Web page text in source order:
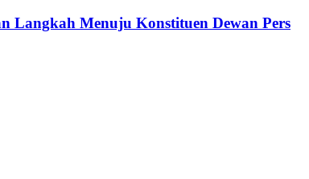
Langkah Menuju Konstituen Dewan Pers